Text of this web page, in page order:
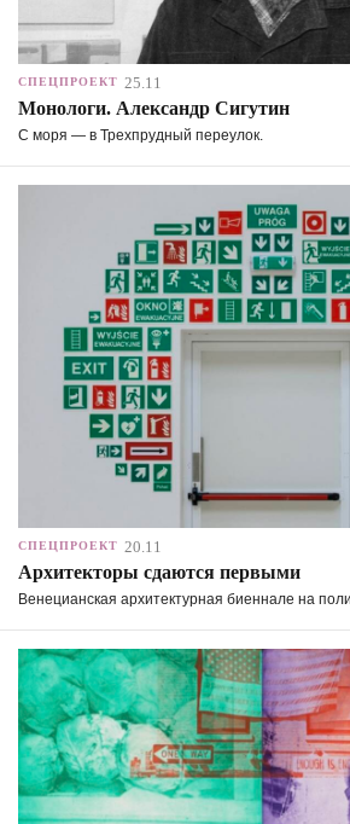
СПЕЦПРОЕКТ 25.11
Монологи. Александр Сигутин
С моря — в Трехпрудный переулок.
СПЕЦПРОЕКТ 20.11
Архитекторы сдаются первыми
Венецианская архитектурная биеннале на